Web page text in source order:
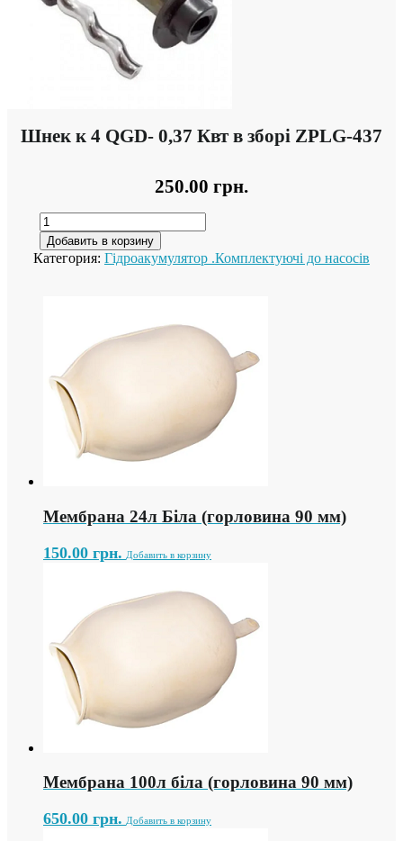
Шнек к 4 QGD- 0,37 Квт в зборі ZPLG-437
250.00 грн.
Добавить в корзину
Категория: Гідроакумулятор .Комплектуючі до насосів
Мембрана 24л Біла (горловина 90 мм)
150.00 грн. Добавить в корзину
Мембрана 100л біла (горловина 90 мм)
650.00 грн. Добавить в корзину